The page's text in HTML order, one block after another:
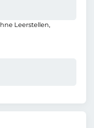
Leerstellen,